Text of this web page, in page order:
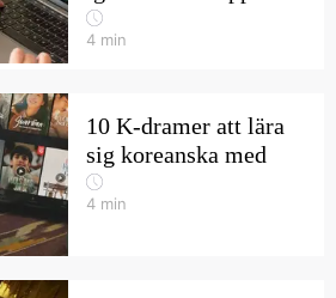
4 min
10 K-dramer att lära
sig koreanska med
4 min